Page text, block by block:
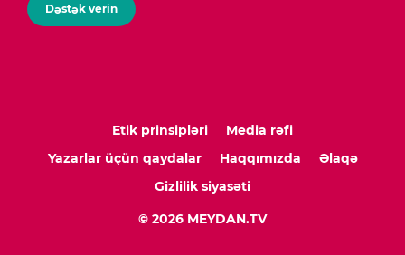
Dəstək verin
Etik prinsipləri
Media rəfi
Yazarlar üçün qaydalar
Haqqımızda
Əlaqə
Gizlilik siyasəti
© 2026 MEYDAN.TV